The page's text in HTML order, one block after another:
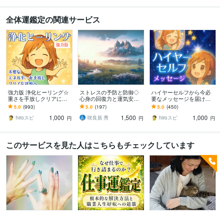
全体運鑑定の関連サービス
強力版 浄化ヒーリング☆
重さを手放しクリアにし
ます 心が辛い人、体が重
い人、回復を求める人の
特別遠隔ヒーリング
5.0 (993)
hiroスピ
1,000 円
ストレスの予防と防御◇
心身の回復力と運気安定
します ☆再生神の加護を
入神◇光の癒し◇人生の
試練を克服する力☆
5.0 (197)
咲良居 秀
1,500 円
ハイヤーセルフから今必
要なメッセージを届けま
す 恋愛・お金・将来の不
安を癒すスピリチュアル
メッセージ
5.0 (450)
hiroスピ
1,000 円
このサービスを見た人はこちらもチェックしています